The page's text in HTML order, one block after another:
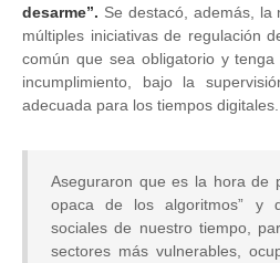
desarme”. Se destacó, además, la
múltiples iniciativas de regulación
común que sea obligatorio y
incumplimiento, bajo la
adecuada para los tiempos digitales.
Aseguraron que es la hora de
opaca de los algoritmos” y
sociales de nuestro tiempo,
sectores más vulnerables,